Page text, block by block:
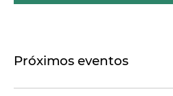
Próximos eventos